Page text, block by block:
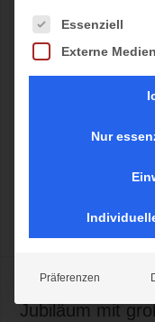
Münchens OB Dieter
Feuerwehr
Jubiläum mit
Es folgt eine Liste der
Essenziell
Externe Medien
Nur
Präferenzen